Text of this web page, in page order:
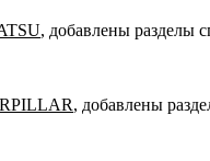
, добавлены разделы
, добавлены